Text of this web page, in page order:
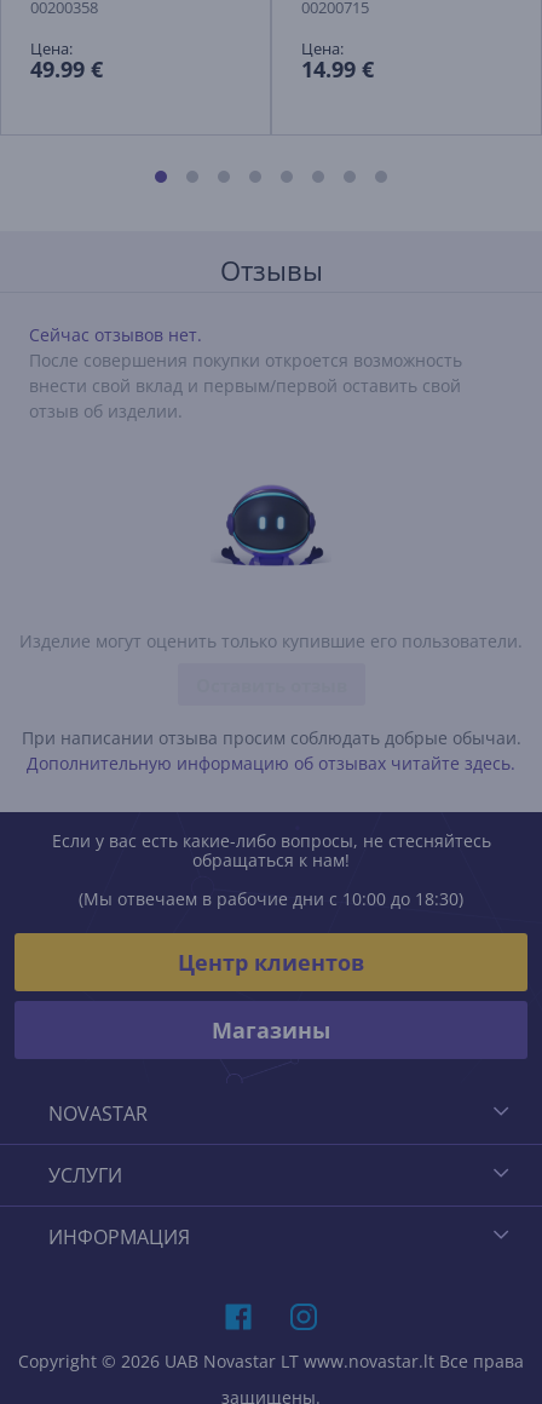
00200358
Цена:
49.99 €
00200715
Цена:
14.99 €
Отзывы
Изделие могут оценить только купившие его пользователи.
При написании отзыва просим соблюдать добрые обычаи.
Дополнительную информацию об отзывах читайте здесь.
Сейчас отзывов нет.
После совершения покупки откроется возможность
внести свой вклад и первым/первой оставить свой
отзыв об изделии.
NOVASTAR
УСЛУГИ
ИНФОРМАЦИЯ
Если у вас есть какие-либо вопросы, не стесняйтесь
обращаться к нам!
(Мы отвечаем в рабочие дни с 10:00 до 18:30)
Центр клиентов
Магазины
Copyright © 2026 UAB Novastar LT www.novastar.lt Все права
защищены.